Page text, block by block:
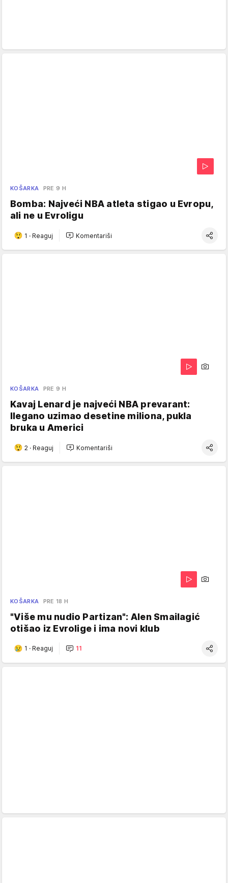
KOŠARKA PRE 9 H
Bomba: Najveći NBA atleta stigao u Evropu,
ali ne u Evroligu
1 · Reaguj Komentariši
KOŠARKA PRE 9 H
Kavaj Lenard je najveći NBA prevarant:
Ilegano uzimao desetine miliona, pukla
bruka u Americi
2 · Reaguj Komentariši
KOŠARKA PRE 18 H
"Više mu nudio Partizan": Alen Smailagić
otišao iz Evrolige i ima novi klub
1 · Reaguj 11